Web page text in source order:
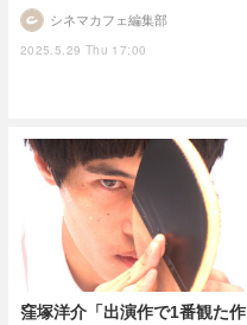
2025.5.29 Thu 17:00
シネマカフェ編集部
窪塚洋介「出演作で1番観た作